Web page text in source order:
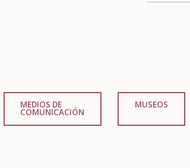
MEDIOS DE
COMUNICACIÓN
MUSEOS